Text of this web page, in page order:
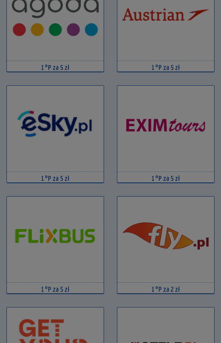
1 °P za 5 zł 1 °P za 5 zł
1 °P za 5 zł 1 °P za 5 zł
1 °P za 5 zł 1 °P za 2 zł